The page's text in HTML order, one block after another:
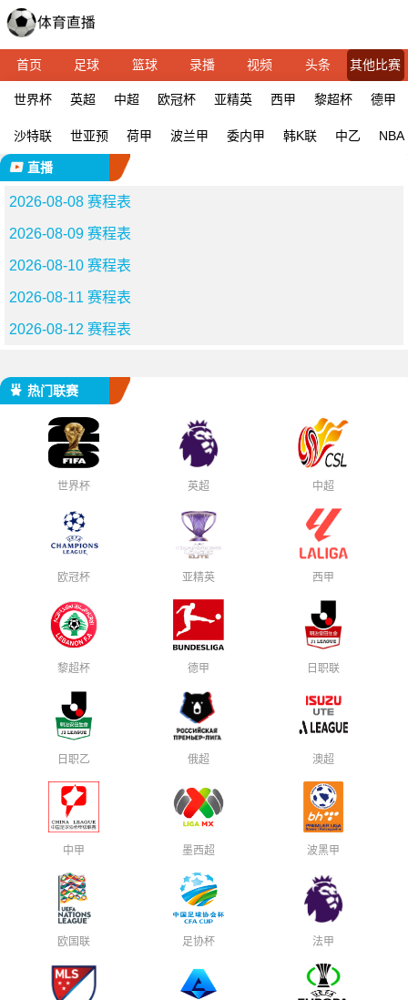
首页 足球 篮球 录播 视频 头条 其他比赛
世界杯 英超 中超 欧冠杯 亚精英 西甲 黎超杯 德甲
沙特联 世亚预 荷甲 波兰甲 委内甲 韩K联 中乙 NBA
直播
2026-08-08 赛程表
2026-08-09 赛程表
2026-08-10 赛程表
2026-08-11 赛程表
2026-08-12 赛程表
热门联赛
世界杯 英超 中超
欧冠杯 亚精英 西甲
黎超杯 德甲 日职联
日职乙 俄超 澳超
中甲 墨西超 波黑甲
欧国联 足协杯 法甲